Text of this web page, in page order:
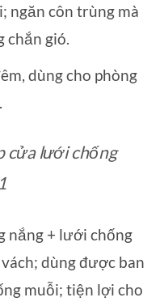
ngăn côn trùng mà
chắn gió.
dùng cho phòng
cửa lưới chống
nắng + lưới chống
dùng được ban
muỗi; tiện lợi cho